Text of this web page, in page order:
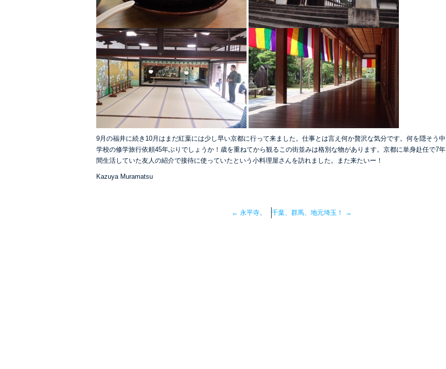
9月の福井に続き10月はまだ紅葉には少し早い京都に行って来ました。仕事とは言え何か贅沢な気分です。何を隠そう中
学校の修学旅行依頼45年ぶりでしょうか！歳を重ねてから観るこの街並みは格別な物があります。京都に単身赴任で7年
間生活していた友人の紹介で接待に使っていたという小料理屋さんを訪れました。また来たいー！
Kazuya Muramatsu
← 永平寺。 千葉、群馬、地元埼玉！ →